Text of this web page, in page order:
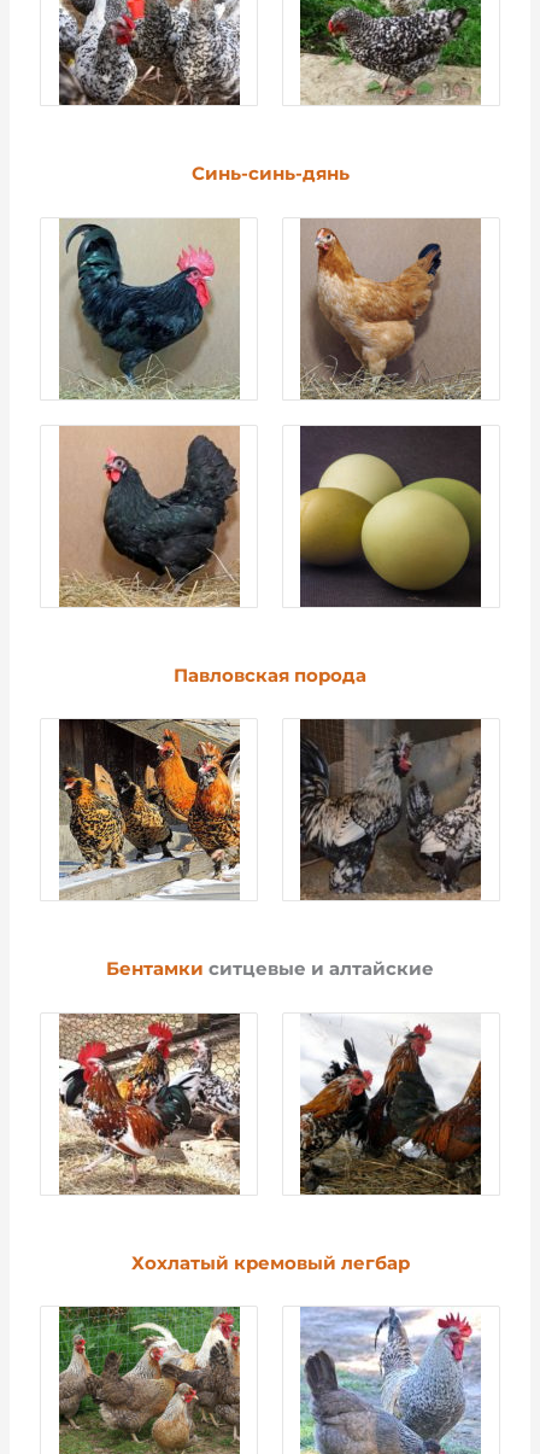
Синь-синь-дянь
Павловская порода
Бентамки ситцевые и алтайские
Хохлатый кремовый легбар